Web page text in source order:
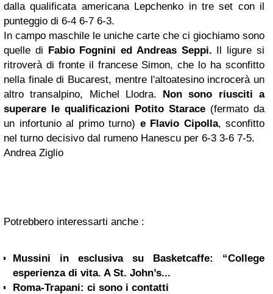
dalla qualificata americana Lepchenko in tre set con il
punteggio di 6-4 6-7 6-3.
In campo maschile le uniche carte che ci giochiamo sono
quelle di Fabio Fognini ed Andreas Seppi. Il ligure si
ritroverà di fronte il francese Simon, che lo ha sconfitto
nella finale di Bucarest, mentre l'altoatesino incrocerà un
altro transalpino, Michel Llodra. Non sono riusciti a
superare le qualificazioni Potito Starace (fermato da
un infortunio al primo turno) e Flavio Cipolla, sconfitto
nel turno decisivo dal rumeno Hanescu per 6-3 3-6 7-5.
Andrea Ziglio
Potrebbero interessarti anche :
Mussini in esclusiva su Basketcaffe: “College
esperienza di vita. A St. John’s...
Roma-Trapani: ci sono i contatti